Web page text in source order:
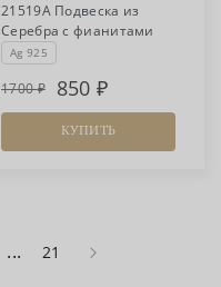
21519А Подвеска из
Серебра с фианитами
Ag 925
1700 850
КУПИТЬ
... 21